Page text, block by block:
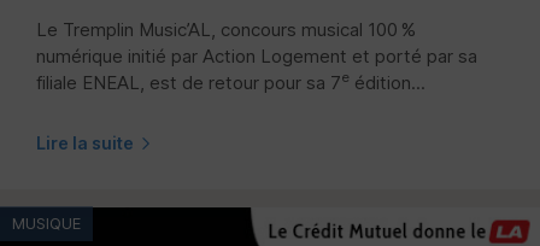
Le Tremplin Music’AL, concours musical 100 %
numérique initié par Action Logement et porté par sa
filiale ENEAL, est de retour pour sa 7e édition...
Lire la suite
MUSIQUE